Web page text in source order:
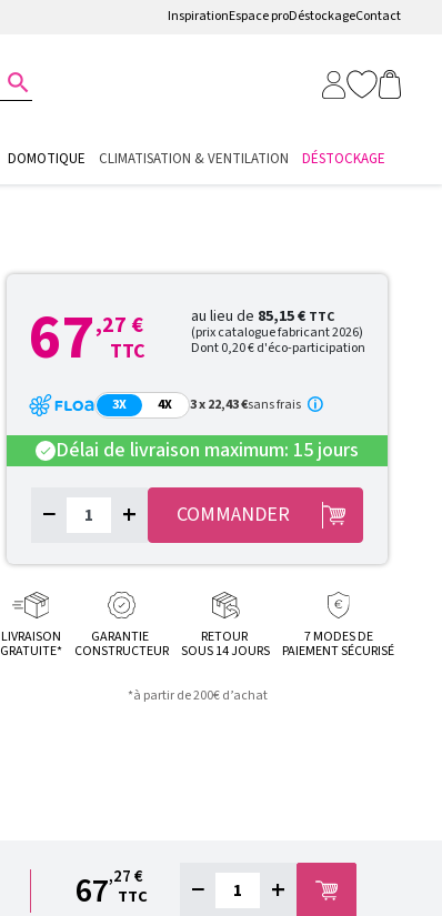
InspirationEspace proDéstockageContact

DOMOTIQUE CLIMATISATION & VENTILATION DÉSTOCKAGE
67,27 €
TTC
au lieu de 85,15 € TTC
(prix catalogue fabricant 2026)
Dont 0,20 € d'éco-participation
3X 4X 3 x 22,43 €sans frais
check Délai de livraison maximum: 15 jours
− + COMMANDER
LIVRAISON
GRATUITE*
GARANTIE
CONSTRUCTEUR
RETOUR
SOUS 14 JOURS
7 MODES DE
PAIEMENT SÉCURISÉ
*à partir de 200€ d’achat
67,27 €
TTC
− +